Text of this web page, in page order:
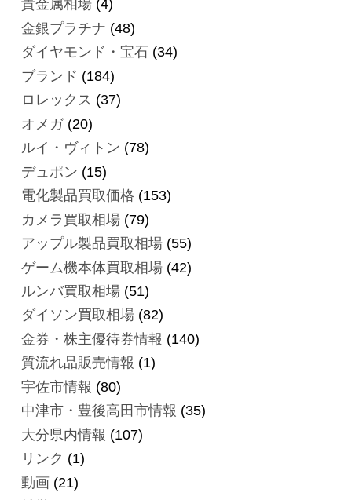
貴金属相場(4)
金銀プラチナ (48)
ダイヤモンド・宝石 (34)
ブランド (184)
ロレックス (37)
オメガ(20)
ルイ・ヴィトン (78)
デュポン (15)
電化製品買取価格 (153)
カメラ買取相場(79)
アップル製品買取相場(55)
ゲーム機本体買取相場(42)
ルンバ買取相場(51)
ダイソン買取相場(82)
金券・株主優待券情報 (140)
質流れ品販売情報 (1)
宇佐市情報 (80)
中津市・豊後高田市情報 (35)
大分県内情報 (107)
リンク (1)
動画(21)